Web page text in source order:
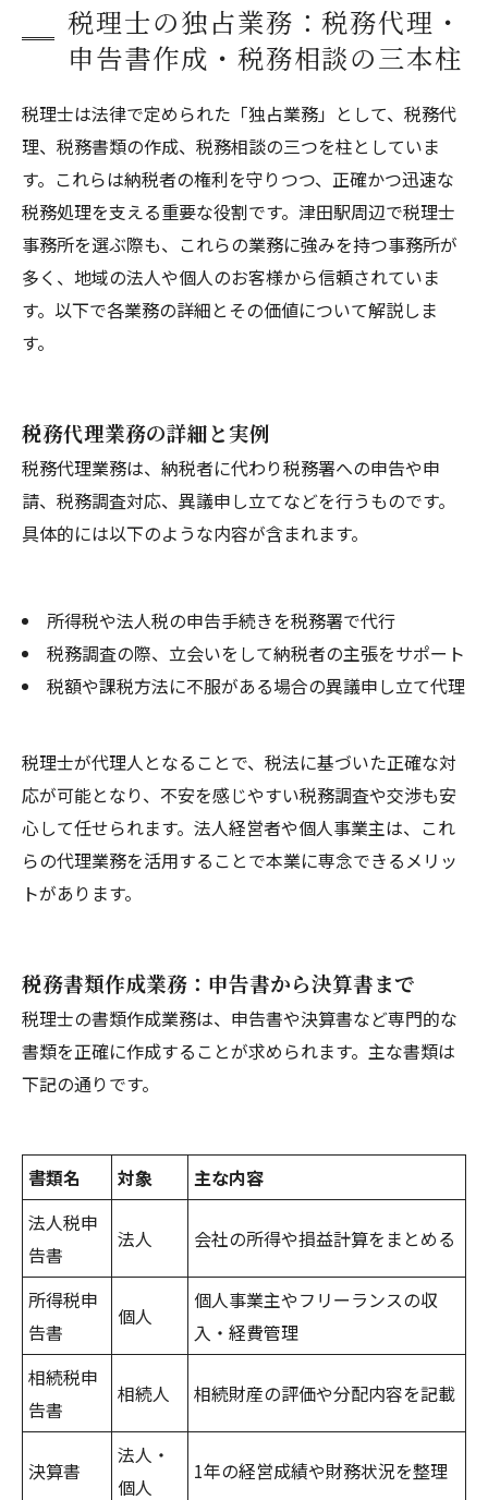
税理士の独占業務：税務代理・
申告書作成・税務相談の三本柱
税理士は法律で定められた「独占業務」として、税務代
理、税務書類の作成、税務相談の三つを柱としていま
す。これらは納税者の権利を守りつつ、正確かつ迅速な
税務処理を支える重要な役割です。津田駅周辺で税理士
事務所を選ぶ際も、これらの業務に強みを持つ事務所が
多く、地域の法人や個人のお客様から信頼されていま
す。以下で各業務の詳細とその価値について解説しま
す。
税務代理業務の詳細と実例
税務代理業務は、納税者に代わり税務署への申告や申
請、税務調査対応、異議申し立てなどを行うものです。
具体的には以下のような内容が含まれます。
所得税や法人税の申告手続きを税務署で代行
税務調査の際、立会いをして納税者の主張をサポート
税額や課税方法に不服がある場合の異議申し立て代理
税理士が代理人となることで、税法に基づいた正確な対
応が可能となり、不安を感じやすい税務調査や交渉も安
心して任せられます。法人経営者や個人事業主は、これ
らの代理業務を活用することで本業に専念できるメリッ
トがあります。
税務書類作成業務：申告書から決算書まで
税理士の書類作成業務は、申告書や決算書など専門的な
書類を正確に作成することが求められます。主な書類は
下記の通りです。
書類名 対象
主な内容
法人税申
告書
法人 会社の所得や損益計算をまとめる
所得税申
告書
個人
個人事業主やフリーランスの収
入・経費管理
相続税申
告書
相続人 相続財産の評価や分配内容を記載
決算書
法人・
個人
1年の経営成績や財務状況を整理